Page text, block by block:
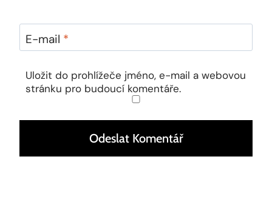
E-mail *
Uložit do prohlížeče jméno, e-mail a webovou
stránku pro budoucí komentáře.